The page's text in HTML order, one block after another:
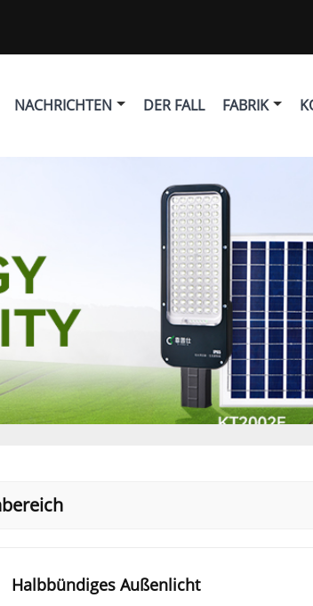
NACHRICHTEN DER FALL FABRIK
Halbbündiges Außenlicht